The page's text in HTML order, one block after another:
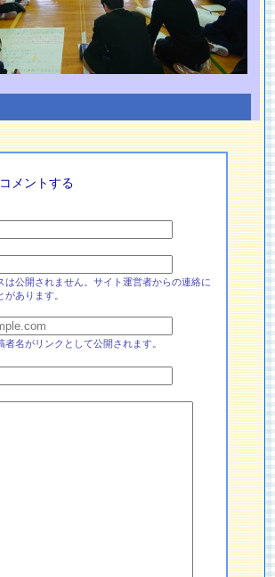
メントする
は公開されません。サイト運営者からの連絡に
あります。
者名がリンクとして公開されます。